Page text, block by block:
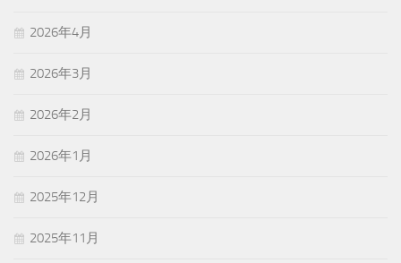
2026年4月
2026年3月
2026年2月
2026年1月
2025年12月
2025年11月